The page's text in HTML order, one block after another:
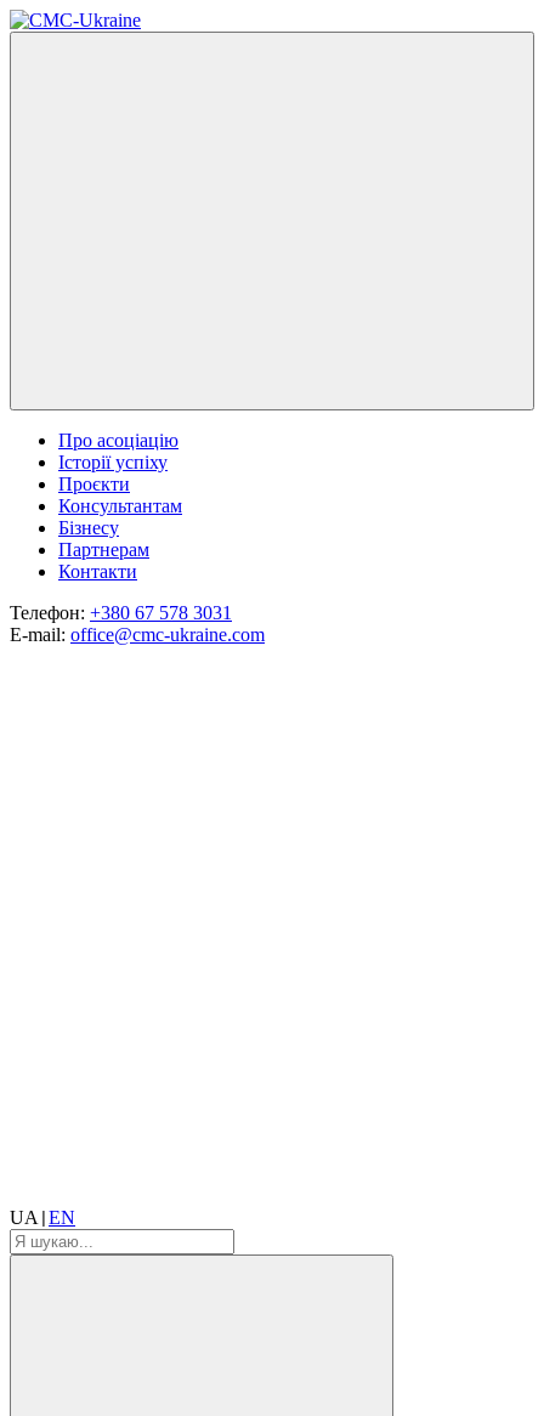
Про асоціацію
Історії успіху
Проєкти
Консультантам
Бізнесу
Партнерам
Контакти
Телефон: +380 67 578 3031
E-mail: office@cmc-ukraine.com
UA EN